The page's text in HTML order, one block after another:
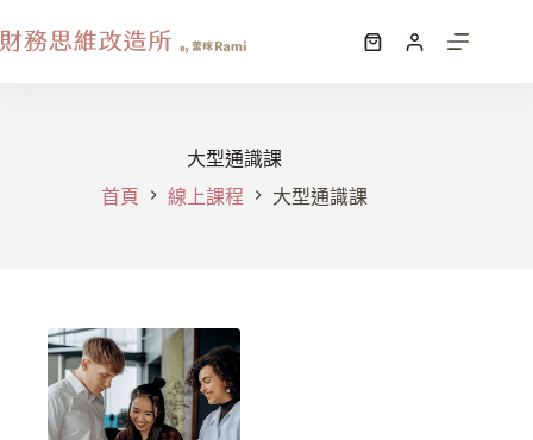
大型通識課
首頁
線上課程 大型通識課